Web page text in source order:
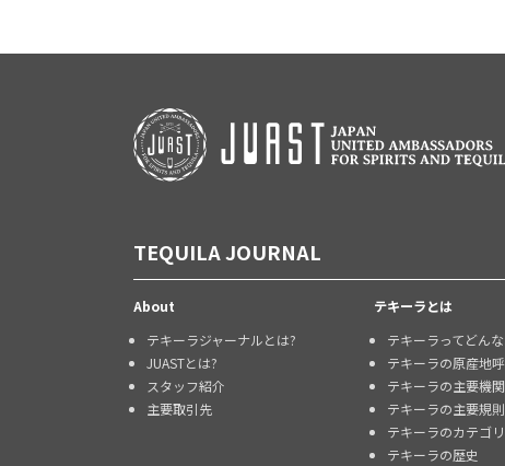
TEQUILA JOURNAL
About
テキーラジャーナルとは?
JUASTとは?
スタッフ紹介
主要取引先
テキーラとは
テキーラってどん
テキーラの原産地
テキーラの主要機関
テキーラの主要規則
テキーラのカテゴ
テキーラの歴史